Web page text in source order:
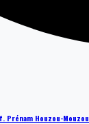
Houzou-Mouzou